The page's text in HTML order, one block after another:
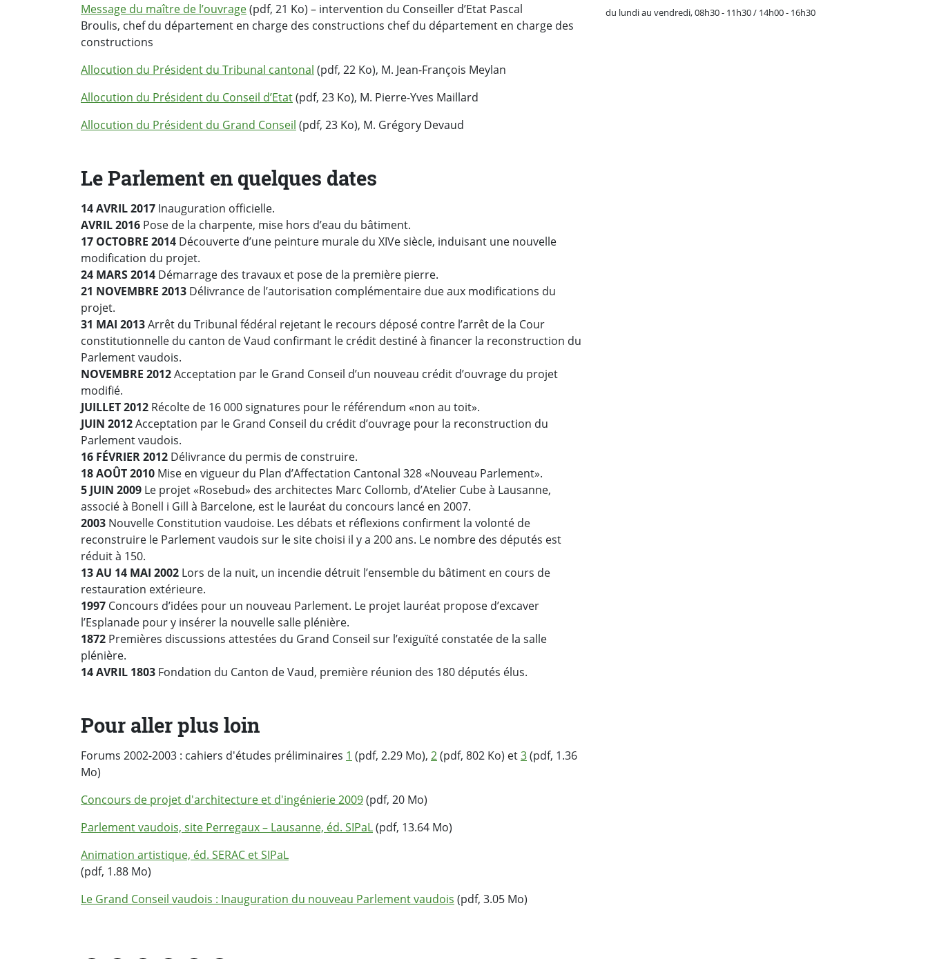
Message du maître de l’ouvrage(pdf, 21 Ko) – intervention du Conseiller d’Etat Pascal
Broulis, chef du département en charge des constructions chef du département en charge des
constructions
Allocution du Président du Tribunal cantonal (pdf, 22 Ko), M. Jean-François Meylan
Allocution du Président du Conseil d’Etat(pdf, 23 Ko), M. Pierre-Yves Maillard
Allocution du Président du Grand Conseil (pdf, 23 Ko), M. Grégory Devaud
Le Parlement en quelques dates
14 AVRIL 2017 Inauguration officielle.
AVRIL 2016 Pose de la charpente, mise hors d’eau du bâtiment.
17 OCTOBRE 2014 Découverte d’une peinture murale du XIVe siècle, induisant une nouvelle
modification du projet.
24 MARS 2014 Démarrage des travaux et pose de la première pierre.
21 NOVEMBRE 2013 Délivrance de l’autorisation complémentaire due aux modifications du
projet.
31 MAI 2013Arrêt du Tribunal fédéral rejetant le recours déposé contre l’arrêt de la Cour
constitutionnelle du canton de Vaud confirmant le crédit destiné à financer la reconstruction du
Parlement vaudois.
NOVEMBRE 2012Acceptation par le Grand Conseil d’un nouveau crédit d’ouvrage du projet
modifié.
JUILLET 2012 Récolte de 16 000 signatures pour le référendum «non au toit».
JUIN 2012Acceptation par le Grand Conseil du crédit d’ouvrage pour la reconstruction du
Parlement vaudois.
16 FÉVRIER 2012 Délivrance du permis de construire.
18 AOÛT 2010 Mise en vigueur du Plan d’Affectation Cantonal 328 «Nouveau Parlement».
5 JUIN 2009 Le projet «Rosebud» des architectes Marc Collomb, d’Atelier Cube à Lausanne,
associé à Bonell i Gill à Barcelone, est le lauréat du concours lancé en 2007.
2003 Nouvelle Constitution vaudoise. Les débats et réflexions confirment la volonté de
reconstruire le Parlement vaudois sur le site choisi il y a 200 ans. Le nombre des députés est
réduit à 150.
13 AU 14 MAI 2002 Lors de la nuit, un incendie détruit l’ensemble du bâtiment en cours de
restauration extérieure.
1997 Concours d’idées pour un nouveau Parlement. Le projet lauréat propose d’excaver
l’Esplanade pour y insérer la nouvelle salle plénière.
1872 Premières discussions attestées du Grand Conseil sur l’exiguïté constatée de la salle
plénière.
14 AVRIL 1803 Fondation du Canton de Vaud, première réunion des 180 députés élus.
Pour aller plus loin
Forums 2002-2003 : cahiers d'études préliminaires 1 (pdf, 2.29 Mo), 2(pdf, 802 Ko) et3(pdf, 1.36
Mo)
Concours de projet d'architecture et d'ingénierie 2009(pdf, 20 Mo)
Parlement vaudois, site Perregaux – Lausanne, éd. SIPaL(pdf, 13.64 Mo)
Animation artistique, éd. SERAC et SIPaL
(pdf, 1.88 Mo)
Le Grand Conseil vaudois : Inauguration du nouveau Parlement vaudois (pdf, 3.05 Mo)
du lundi au vendredi, 08h30 - 11h30 / 14h00 - 16h30